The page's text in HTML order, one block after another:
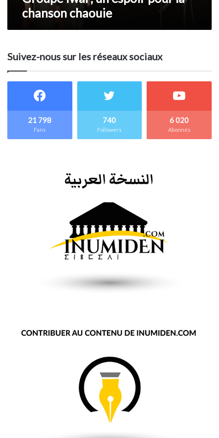
chanson chaouie
Suivez-nous sur les réseaux sociaux
21 798
Fans
740
Followers
6 020
Abonnés